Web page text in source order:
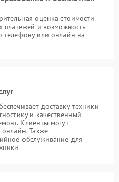
оценка стоимости
платежей и возможность
телефону или онлайн на
доставку техники
и качественный
Клиенты могут
онлайн. Также
обслуживание для